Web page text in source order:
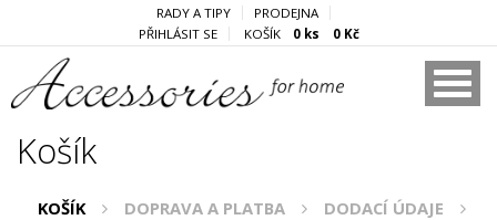
RADY A TIPY
PRODEJNA
PŘIHLÁSIT SE
KOŠÍK 0 ks 0 Kč
Košík
KOŠÍK DOPRAVA A PLATBA
DODACÍ ÚDAJE